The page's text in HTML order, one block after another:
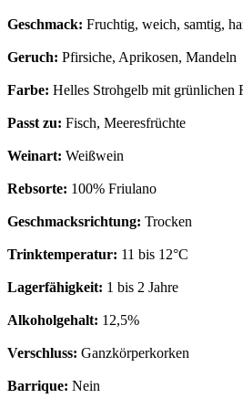
Geschmack: Fruchtig, weich, samtig,
Geruch: Pfirsiche, Aprikosen, Mandeln
Farbe: Helles Strohgelb mit grünlichen
Passt zu: Fisch, Meeresfrüchte
Weinart: Weißwein
Rebsorte: 100% Friulano
Geschmacksrichtung: Trocken
Trinktemperatur: 11 bis 12°C
Lagerfähigkeit: 1 bis 2 Jahre
Alkoholgehalt: 12,5%
Verschluss: Ganzkörperkorken
Barrique: Nein